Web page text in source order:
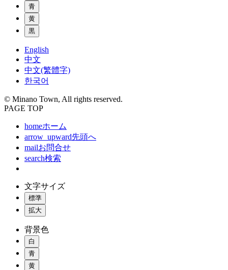
青
黄
黒
English
中文
中文(繁體字)
한국어
© Minano Town, All rights reserved.
PAGE TOP
homeホーム
arrow_upward先頭へ
mailお問合せ
search検索
文字サイズ
標準
拡大
背景色
白
青
黄